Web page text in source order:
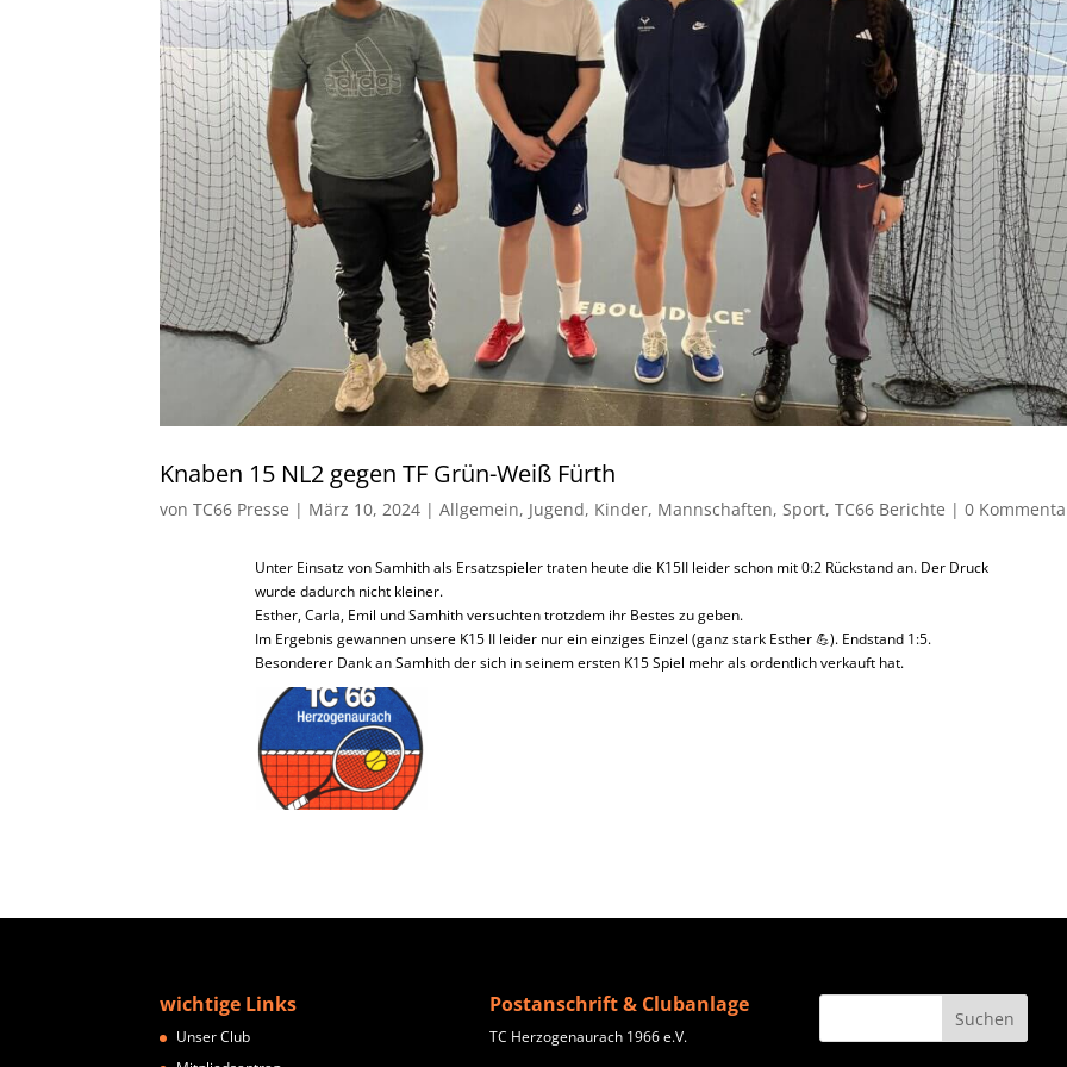
Knaben 15 NL2 gegen TF Grün-Weiß Fürth
vonTC66 Presse | März 10, 2024 |Allgemein, Jugend, Kinder, Mannschaften,Sport,TC66 Berichte |0
Unter Einsatz von Samhith als Ersatzspieler traten heute die K15II leider schon mit 0:2 Rückstand an. Der Druck
wurde dadurch nicht kleiner.
Esther, Carla, Emil und Samhith versuchten trotzdem ihr Bestes zu geben.
Im Ergebnis gewannen unsere K15 II leider nur ein einziges Einzel (ganz stark Esther 💪). Endstand 1:5.
Besonderer Dank an Samhith der sich in seinem ersten K15 Spiel mehr als ordentlich verkauft hat.
wichtige Links
Unser Club
Postanschrift & Clubanlage
TC Herzogenaurach 1966 e.V.